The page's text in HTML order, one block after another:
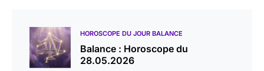
HOROSCOPE DU JOUR BALANCE
Balance : Horoscope du
28.05.2026